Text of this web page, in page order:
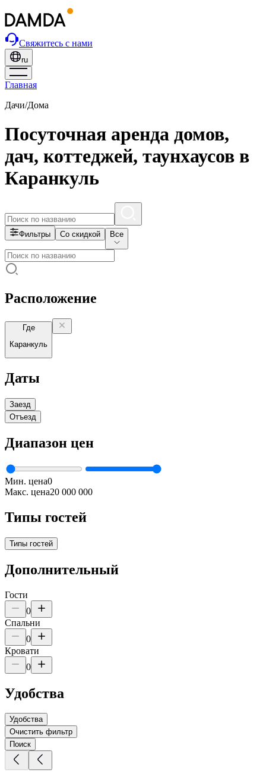
Свяжитесь с нами
ru
Главная
Дачи/Дома
Посуточная аренда домов,
дач, коттеджей, таунхаусов в
Каранкуль
Фильтры Со скидкой Все
Расположение
Где
Каранкуль
Даты
Заезд
Отъезд
Диапазон цен
Мин. цена0
Макс. цена20 000 000
Типы гостей
Типы гостей
Дополнительный
Гости
0
Спальни
0
Кровати
0
Удобства
Удобства
Очистить фильтр
Поиск